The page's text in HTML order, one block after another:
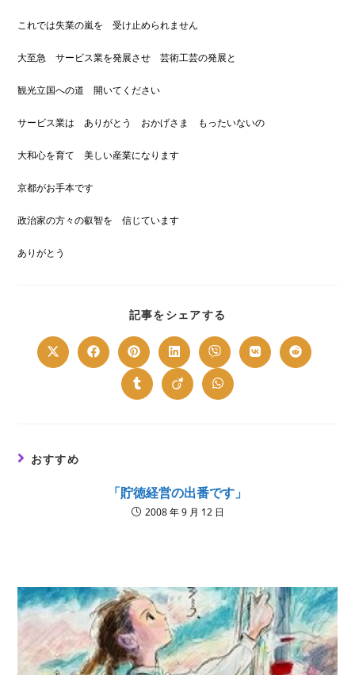
これでは失業の嵐を 受け止められません
大至急 サービス業を発展させ 芸術工芸の発展と
観光立国への道 開いてください
サービス業は ありがとう おかげさま もったいないの
大和心を育て 美しい産業になります
京都がお手本です
政治家の方々の叡智を 信じています
ありがとう
記事をシェアする
CONTENT
Opens
in
Opens
in
window
Opens
in
a
new
window
Opens
in
a
new
window
Opens
in
a
new
window
Opens
in
Opens
in
Opens
in
Opens
in
Opens
in
おすすめ
「貯徳経営の出番です」
2008 年 9 月 12 日